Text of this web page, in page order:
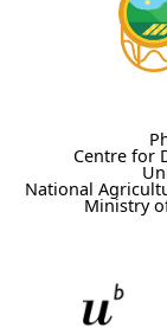
Centre for
National
Ministry